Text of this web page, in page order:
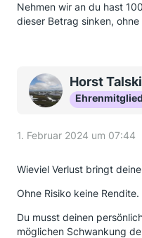
Nehmen wir an du hast
dieser Betrag sinken,
Horst Talski
Ehrenmitglied
1. Februar 2024 um 07:44
Wieviel Verlust bringt
Ohne Risiko keine Rendite.
Du musst deinen
möglichen Schwankung